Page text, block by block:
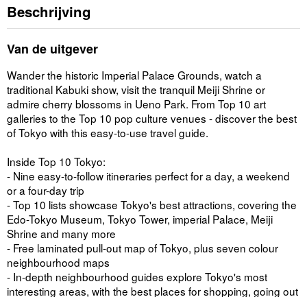
Beschrijving
Van de uitgever
Wander the historic Imperial Palace Grounds, watch a
traditional Kabuki show, visit the tranquil Meiji Shrine or
admire cherry blossoms in Ueno Park. From Top 10 art
galleries to the Top 10 pop culture venues - discover the best
of Tokyo with this easy-to-use travel guide.
Inside Top 10 Tokyo:
- Nine easy-to-follow itineraries perfect for a day, a weekend
or a four-day trip
- Top 10 lists showcase Tokyo's best attractions, covering the
Edo-Tokyo Museum, Tokyo Tower, imperial Palace, Meiji
Shrine and many more
- Free laminated pull-out map of Tokyo, plus seven colour
neighbourhood maps
- In-depth neighbourhood guides explore Tokyo's most
interesting areas, with the best places for shopping, going out